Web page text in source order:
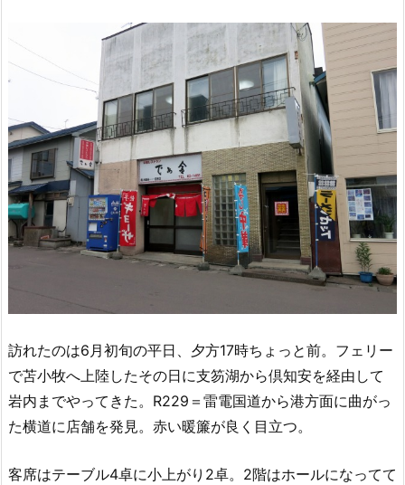
訪れたのは6月初旬の平日、夕方17時ちょっと前。フェリー
で苫小牧へ上陸したその日に支笏湖から倶知安を経由して
岩内までやってきた。R229＝雷電国道から港方面に曲がっ
た横道に店舗を発見。赤い暖簾が良く目立つ。
客席はテーブル4卓に小上がり2卓。2階はホールになってて